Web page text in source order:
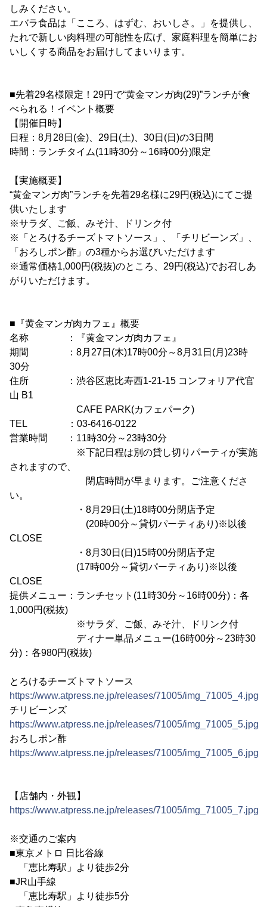
しみください。
エバラ食品は「こころ、はずむ、おいしさ。」を提供し、
たれで新しい肉料理の可能性を広げ、家庭料理を簡単にお
いしくする商品をお届けしてまいります。
■先着29名様限定！29円で“黄金マンガ肉(29)”ランチが食
べられる！イベント概要
【開催日時】
日程：8月28日(金)、29日(土)、30日(日)の3日間
時間：ランチタイム(11時30分～16時00分)限定
【実施概要】
“黄金マンガ肉”ランチを先着29名様に29円(税込)にてご提
供いたします
※サラダ、ご飯、みそ汁、ドリンク付
※「とろけるチーズトマトソース」、「チリビーンズ」、
「おろしポン酢」の3種からお選びいただけます
※通常価格1,000円(税抜)のところ、29円(税込)でお召しあ
がりいただけます。
■『黄金マンガ肉カフェ』概要
名称 ：『黄金マンガ肉カフェ』
期間 ：8月27日(木)17時00分～8月31日(月)23時
30分
住所 ：渋谷区恵比寿西1-21-15 コンフォリア代官
山 B1
CAFE PARK(カフェパーク)
TEL ：03-6416-0122
営業時間 ：11時30分～23時30分
※下記日程は別の貸し切りパーティが実施
されますので、
閉店時間が早まります。ご注意くださ
い。
・8月29日(土)18時00分閉店予定
(20時00分～貸切パーティあり)※以後
CLOSE
・8月30日(日)15時00分閉店予定
(17時00分～貸切パーティあり)※以後
CLOSE
提供メニュー：ランチセット(11時30分～16時00分)：各
1,000円(税抜)
※サラダ、ご飯、みそ汁、ドリンク付
ディナー単品メニュー(16時00分～23時30
分)：各980円(税抜)
とろけるチーズトマトソース
https://www.atpress.ne.jp/releases/71005/img_71005_4.jpg
チリビーンズ
https://www.atpress.ne.jp/releases/71005/img_71005_5.jpg
おろしポン酢
https://www.atpress.ne.jp/releases/71005/img_71005_6.jpg
【店舗内・外観】
https://www.atpress.ne.jp/releases/71005/img_71005_7.jpg
※交通のご案内
■東京メトロ 日比谷線
「恵比寿駅」より徒歩2分
■JR山手線
「恵比寿駅」より徒歩5分